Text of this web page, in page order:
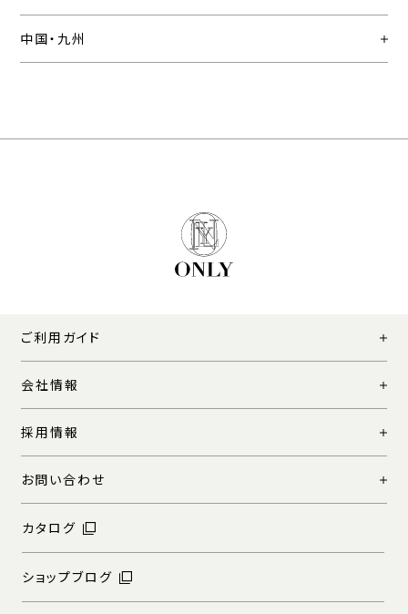
中国・九州
ご利用ガイド
会社情報
採用情報
お問い合わせ
カタログ
ショップブログ